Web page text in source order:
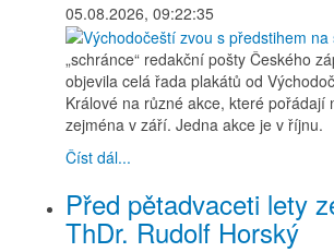
05.08.2026, 09:22:35
„schránce“ redakční pošty Českého
objevila celá řada plakátů od
Králové na různé akce, které pořádají
zejména v září. Jedna akce je v říjnu.
Číst dál...
Před pětadvaceti lety
ThDr. Rudolf Horský